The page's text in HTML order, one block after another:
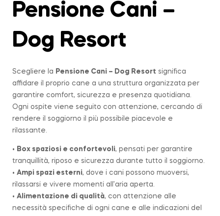
Pensione Cani –
Dog Resort
Scegliere la Pensione Cani – Dog Resort significa
affidare il proprio cane a una struttura organizzata per
garantire comfort, sicurezza e presenza quotidiana.
Ogni ospite viene seguito con attenzione, cercando di
rendere il soggiorno il più possibile piacevole e
rilassante.
• Box spaziosi e confortevoli, pensati per garantire
tranquillità, riposo e sicurezza durante tutto il soggiorno.
• Ampi spazi esterni, dove i cani possono muoversi,
rilassarsi e vivere momenti all’aria aperta.
• Alimentazione di qualità, con attenzione alle
necessità specifiche di ogni cane e alle indicazioni del